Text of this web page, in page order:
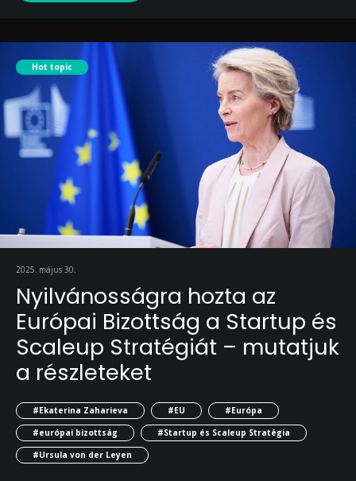
Hot topic
2025. május 30.
Nyilvánosságra hozta az
Európai Bizottság a Startup és
Scaleup Stratégiát – mutatjuk
a részleteket
#Ekaterina Zaharieva #EU
#Európa
#európai bizottság
#Startup és Scaleup Stratégia
#Ursula von der Leyen